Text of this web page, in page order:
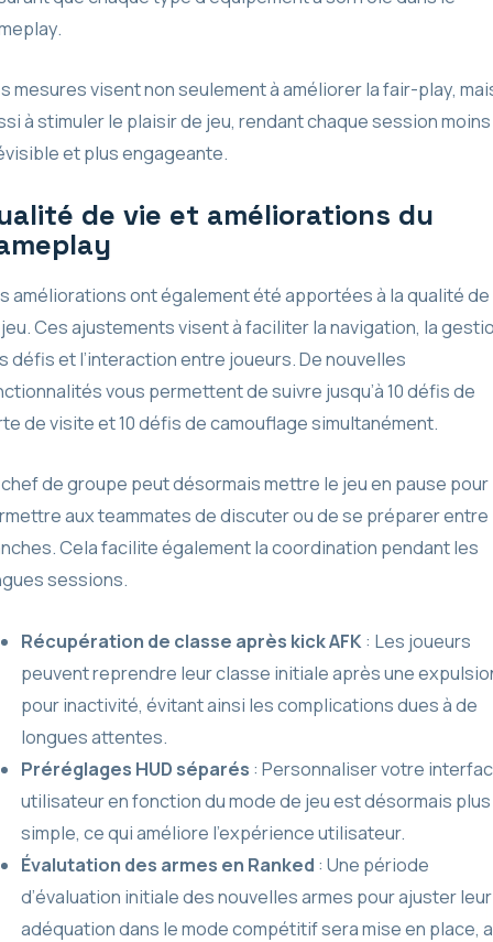
mesures visent non seulement à améliorer la fair-play,
à stimuler le plaisir de jeu, rendant chaque session moins
et plus engageante.
de vie et améliorations du
améliorations ont également été apportées à la qualité de
Ces ajustements visent à faciliter la navigation, la
défis et l’interaction entre joueurs. De nouvelles
vous permettent de suivre jusqu’à 10 défis de
de visite et 10 défis de camouflage simultanément.
de groupe peut désormais mettre le jeu en pause pour
aux teammates de discuter ou de se préparer entre
Cela facilite également la coordination pendant les
sessions.
Récupération de classe après kick AFK: Les joueurs
peuvent reprendre leur classe initiale après une
pour inactivité, évitant ainsi les complications dues à de
longues attentes.
Préréglages HUD séparés : Personnaliser votre
utilisateur en fonction du mode de jeu est désormais plus
simple, ce qui améliore l’expérience utilisateur.
Évalutation des armes en Ranked : Une période
d’évaluation initiale des nouvelles armes pour ajuster leur
adéquation dans le mode compétitif sera mise en place,